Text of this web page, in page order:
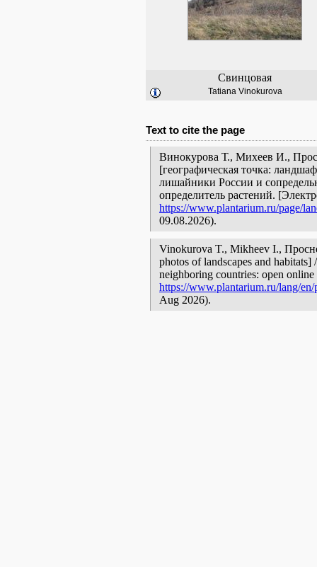
Свинцовая
Tatiana Vinokurova
Text to cite the page
Винокурова Т., Михеев И.,
[географическая точка:
лишайники России и
определитель растений.
https://www.plantarium.ru/page/
09.08.2026).
Vinokurova T., Mikheev I.,
photos of landscapes and
neighboring countries: open
https://www.plantarium.ru/lang/
Aug 2026).